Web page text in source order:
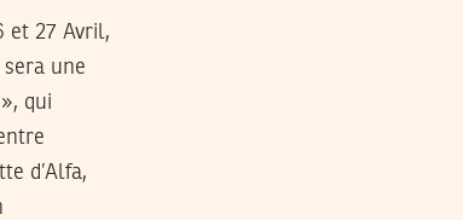
et 27 Avril,
une
qui
d’Alfa,